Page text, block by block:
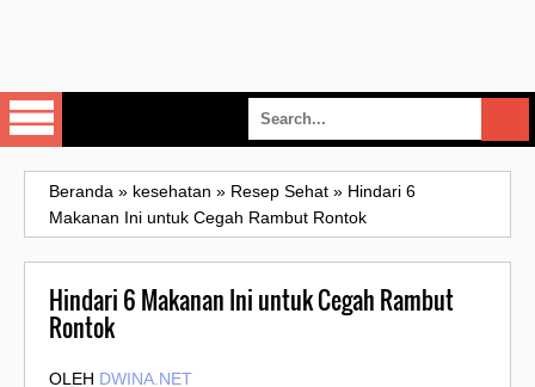
Beranda » kesehatan » Resep Sehat » Hindari 6
Makanan Ini untuk Cegah Rambut Rontok
Hindari 6 Makanan Ini untuk Cegah Rambut
Rontok
OLEH DWINA.NET